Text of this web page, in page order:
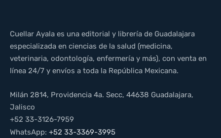
Cuellar Ayala es una editorial y librería de Guadalajara
especializada en ciencias de la salud (medicina,
veterinaria, odontología, enfermería y más), con venta en
línea 24/7 y envíos a toda la República Mexicana.
Milán 2814, Providencia 4a. Secc, 44638 Guadalajara,
Jalisco
+52 33-3126-7959
WhatsApp: +52 33-3369-3995